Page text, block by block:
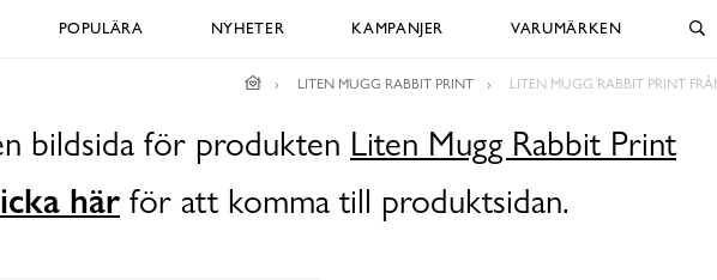
POPULÄRA NYHETER KAMPANJER VARUMÄRKEN
LITEN MUGG RABBIT PRINT LITEN MUGG RABBIT PRINT
bildsida för produkten Liten Mugg Rabbit Print
här för att komma till produktsidan.